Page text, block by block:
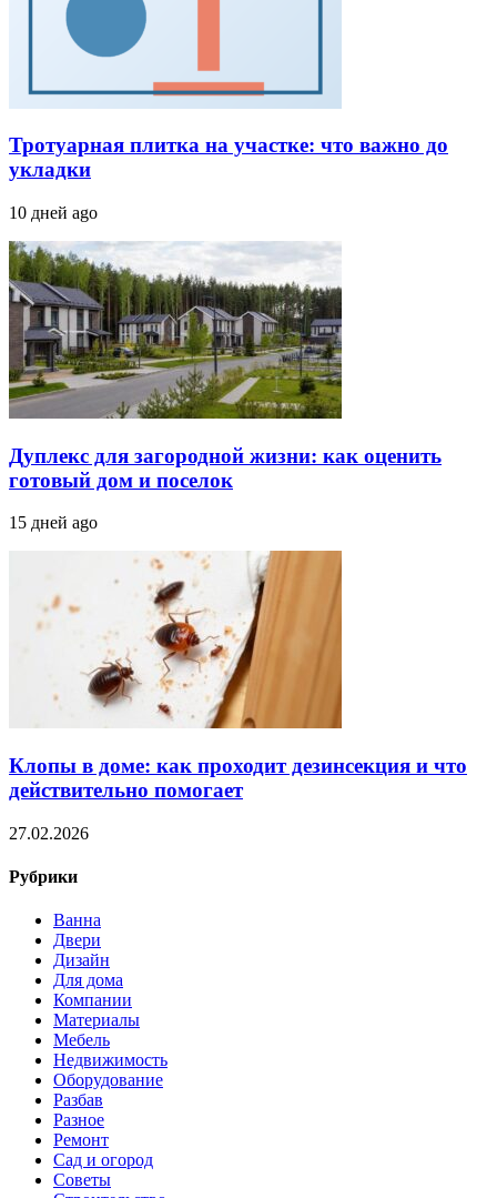
Тротуарная плитка на участке: что важно до
укладки
10 дней ago
Дуплекс для загородной жизни: как оценить
готовый дом и поселок
15 дней ago
Клопы в доме: как проходит дезинсекция и что
действительно помогает
27.02.2026
Рубрики
Ванна
Двери
Дизайн
Для дома
Компании
Материалы
Мебель
Недвижимость
Оборудование
Разбав
Разное
Ремонт
Сад и огород
Советы